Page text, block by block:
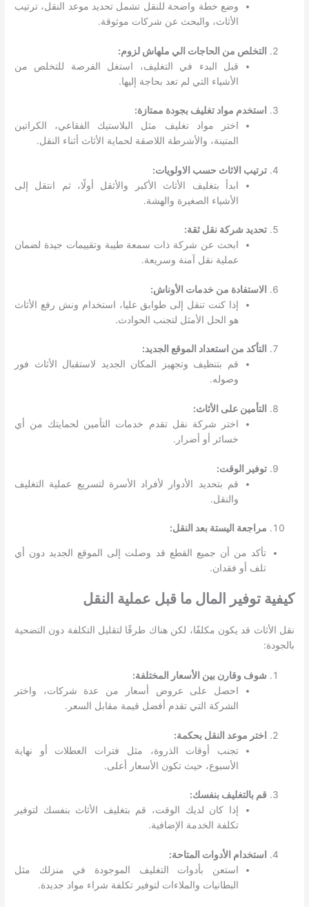
وضع خطة واضحة للنقل تشمل تحديد موعد النقل، ترتيب
الأثاث، والبحث عن شركات موثوقة.
التخلص من الحاجات الي ملهاش لزوم:
قبل البدء في التغليف، استغل الفرصة للتخلص من
الأشياء التي لم تعد بحاجة إليها.
استخدم مواد تغليف بجودة ممتازة:
اختر مواد تغليف مثل البلاستيك الفقاعي، الكراتين
المتينة، والأشرطة اللاصقة لحماية الأثاث أثناء النقل.
ترتيب الاثاث حسب الاولويات:
ابدأ بتغليف الأثاث الأكبر والأثقل أولًا، ثم انتقل إلى
الأشياء الصغيرة والهشة.
تحديد شركة نقل ثقة:
ابحث عن شركة ذات سمعة طيبة وتقييمات جيدة لضمان
عملية نقل آمنة وسريعة.
الاستفادة من خدمات الأوناش:
إذا كنت تنقل إلى طوابق عليا، استخدام ونش رفع الأثاث
هو الحل الأمثل لتجنب الحوادث.
التأكد من استعداد الموقع الجديد:
قم بتنظيف وتجهيز المكان الجديد لاستقبال الأثاث فور
وصوله.
التأمين على الأثاث:
اختر شركة نقل تقدم خدمات التأمين لحمايتك من أي
خسائر أو أضرار.
توفير الوقت:
قم بتحديد الأدوار لأفراد الأسرة لتسريع عملية التغليف
والنقل.
مراجعة اليستة بعد النقل:
تأكد من أن جميع القطع قد وصلت إلى الموقع الجديد دون أي
تلف أو فقدان.
كيفية توفير المال ما قبل عملية النقل
نقل الأثاث قد يكون مكلفًا، لكن هناك طرقًا لتقليل التكلفة دون التضحية
بالجودة:
شوف وقارن بين الأسعار المختلفة:
احصل على عروض أسعار من عدة شركات، واختر
الشركة التي تقدم أفضل قيمة مقابل السعر.
اختر موعد النقل بحكمة:
تجنب أوقات الذروة، مثل فترات العطلات أو نهاية
الأسبوع، حيث تكون الأسعار أعلى.
قم بالتغليف بنفسك:
إذا كان لديك الوقت، قم بتغليف الأثاث بنفسك لتوفير
تكلفة الخدمة الإضافية.
استخدام الأدوات المتاحة:
استعن بأدوات التغليف الموجودة في منزلك مثل
البطانيات والملاءات لتوفير تكلفة شراء مواد جديدة.